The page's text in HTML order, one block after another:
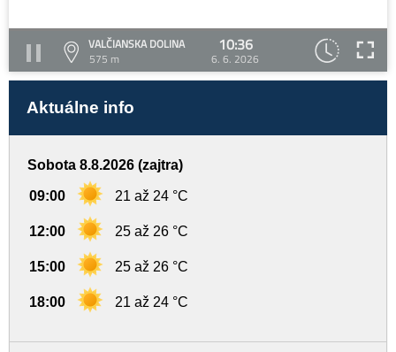
VALČIANSKA DOLINA
575 m
10:36
6. 6. 2026
Aktuálne info
Sobota 8.8.2026 (zajtra)
09:00 21 až 24 °C
12:00 25 až 26 °C
15:00 25 až 26 °C
18:00 21 až 24 °C